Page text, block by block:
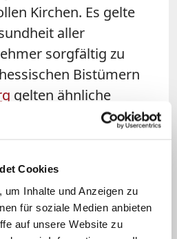
Cookies
Inhalte und Anzeigen zu
für soziale Medien anbieten
auf unsere Website zu
Kirchen. Es gelte
aller
sorgfältig zu
Bistümern
gelten ähnliche
in den
Danach stehen
an, zu denen